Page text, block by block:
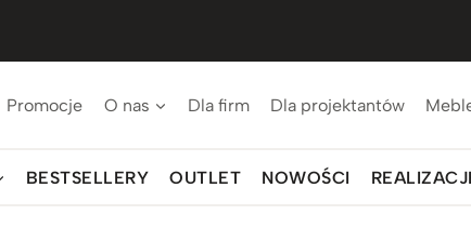
Promocje O nas Dla firm Dla projektantów
BESTSELLERY OUTLET NOWOŚCI